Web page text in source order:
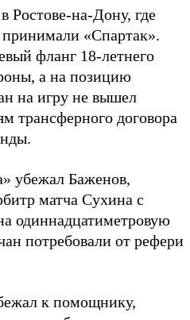
Ростове-на-Дону, где
«Спартак».
фланг 18-летнего
а на позицию
на игру не вышел
трансферного договора
убежал Баженов,
матча Сухина с
одиннадцатиметровую
потребовали от рефери
к помощнику,